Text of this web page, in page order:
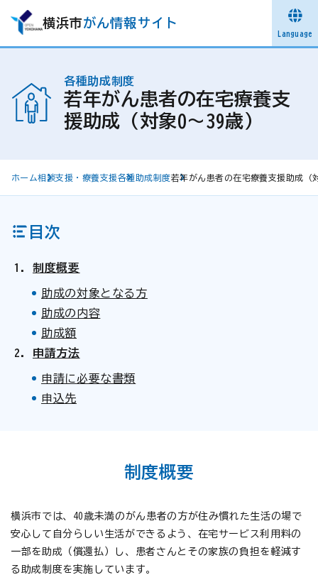
横浜市がん情報サイト
Language
各種助成制度
若年がん患者の在宅療養支
援助成（対象0～39歳）
ホーム相談支援・療養支援各種助成制度若年がん患者の在宅療養支援助成（
目次
制度概要
助成の対象となる方
助成の内容
助成額
申請方法
申請に必要な書類
申込先
制度概要
横浜市では、40歳未満のがん患者の方が住み慣れた生活の場で
安心して自分らしい生活ができるよう、在宅サービス利用料の
一部を助成（償還払）し、患者さんとその家族の負担を軽減す
る助成制度を実施しています。